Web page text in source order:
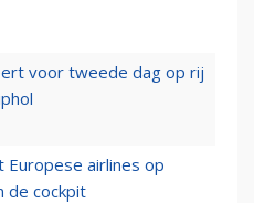
voor tweede dag op rij
Europese airlines op
de cockpit